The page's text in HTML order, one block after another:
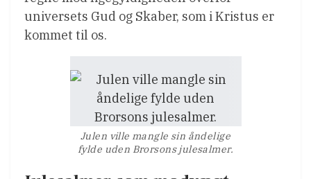
universets Gud og Skaber, som i Kristus er
kommet til os.
Julen ville mangle sin åndelige
fylde uden Brorsons julesalmer.